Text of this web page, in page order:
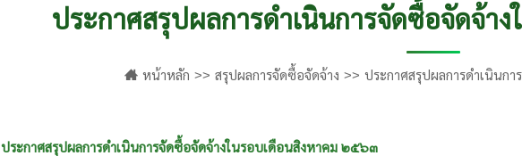
ประกาศสรุปผลการดำเนินการจัดซื้อจัดจ้า
หน้าหลัก สรุปผลการจัดซื้อจัดจ้าง ประกาศสรุปผลการดำเนินก
ประกาศสรุปผลการดำเนินการจัดซื้อจัดจ้างในรอบเดือนสิงหาคม ๒๕๖๓